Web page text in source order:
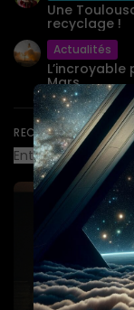
RECHERCHE
Une
recyclage !
Actualités
L’incroyable
Mars